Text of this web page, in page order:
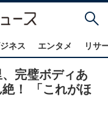
ネス エンタメ リサ
、完璧ボディあ
！ 「これがほ